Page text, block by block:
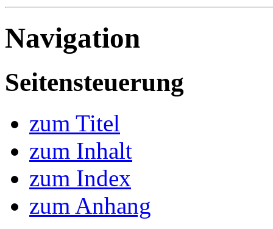
Navigation
Seitensteuerung
zum Titel
zum Inhalt
zum Index
zum Anhang